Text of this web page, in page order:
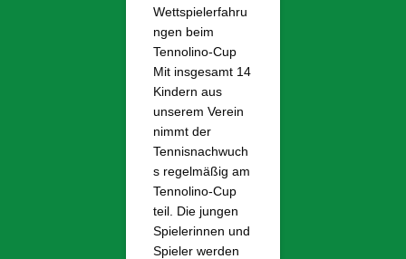
Wettspielerfahru
ngen beim
Tennolino-Cup
Mit insgesamt 14
Kindern aus
unserem Verein
nimmt der
Tennisnachwuch
s regelmäßig am
Tennolino-Cup
teil. Die jungen
Spielerinnen und
Spieler werden